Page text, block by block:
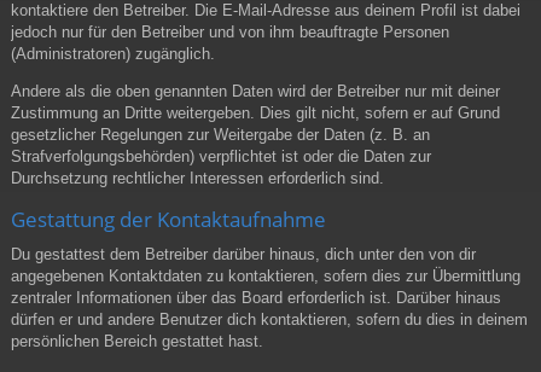
kontaktiere den Betreiber. Die E-Mail-Adresse aus deinem Profil ist dabei
jedoch nur für den Betreiber und von ihm beauftragte Personen
(Administratoren) zugänglich.
Andere als die oben genannten Daten wird der Betreiber nur mit deiner
Zustimmung an Dritte weitergeben. Dies gilt nicht, sofern er auf Grund
gesetzlicher Regelungen zur Weitergabe der Daten (z. B. an
Strafverfolgungsbehörden) verpflichtet ist oder die Daten zur
Durchsetzung rechtlicher Interessen erforderlich sind.
Gestattung der Kontaktaufnahme
Du gestattest dem Betreiber darüber hinaus, dich unter den von dir
angegebenen Kontaktdaten zu kontaktieren, sofern dies zur Übermittlung
zentraler Informationen über das Board erforderlich ist. Darüber hinaus
dürfen er und andere Benutzer dich kontaktieren, sofern du dies in deinem
persönlichen Bereich gestattet hast.